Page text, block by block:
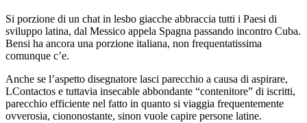
Si porzione di un chat in lesbo giacche abbraccia tutti i Paesi di
sviluppo latina, dal Messico appela Spagna passando incontro Cuba.
Bensi ha ancora una porzione italiana, non frequentatissima
comunque c’e.
Anche se l’aspetto disegnatore lasci parecchio a causa di aspirare,
LContactos e tuttavia insecable abbondante “contenitore” di iscritti,
parecchio efficiente nel fatto in quanto si viaggia frequentemente
ovverosia, ciononostante, sinon vuole capire persone latine.